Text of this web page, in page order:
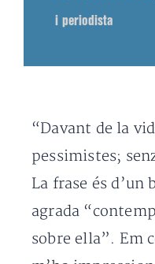
i periodista
“Davant de la
pessimistes;
La frase és
agrada
sobre ella”. Em